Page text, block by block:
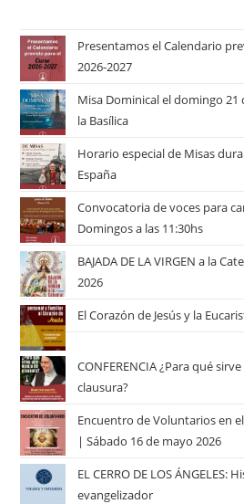
Presentamos el Calendario
2026-2027
Misa Dominical el domingo 21
la Basílica
Horario especial de Misas
España
Convocatoria de voces para
Domingos a las 11:30hs
BAJADA DE LA VIRGEN a la
2026
El Corazón de Jesús y la
CONFERENCIA ¿Para qué
clausura?
Encuentro de Voluntarios en
| Sábado 16 de mayo 2026
EL CERRO DE LOS ÁNGELES:
evangelizador